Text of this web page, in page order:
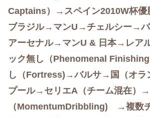
Captains）→スペイン2010W杯
ブラジル→マンU→チェルシー→
アーセナル→マンU & 日本→レア
ック無し（Phenomenal
し（Fortress)→バルサ→国（オラ
プール→セリエA（チーム混在）→
（MomentumDribbling) →複数